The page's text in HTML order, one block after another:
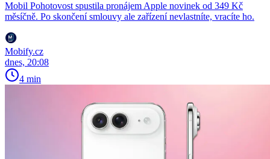
Mobil Pohotovost spustila pronájem Apple novinek od 349 Kč
měsíčně. Po skončení smlouvy ale zařízení nevlastníte, vracíte ho.
Mobify.cz
dnes, 20:08
4 min